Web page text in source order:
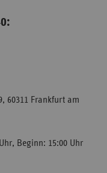
60311 Frankfurt am
Beginn: 15:00 Uhr